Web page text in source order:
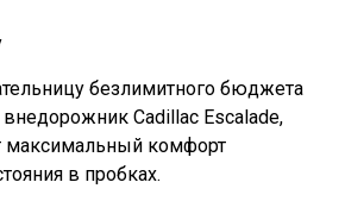
безлимитного бюджета
Cadillac Escalade,
максимальный комфорт
в пробках.